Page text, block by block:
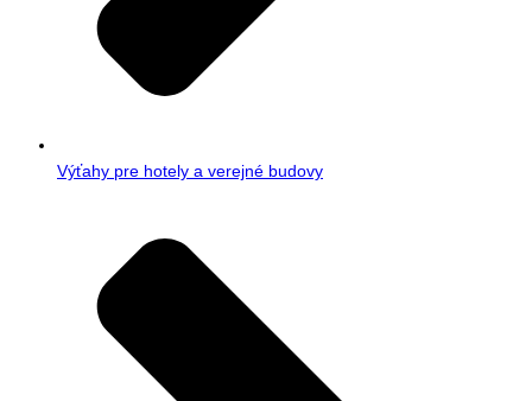
Výťahy pre hotely a verejné budovy